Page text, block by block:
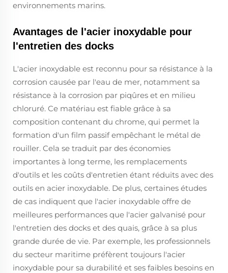
environnements marins.
Avantages de l'acier inoxydable pour
l'entretien des docks
L'acier inoxydable est reconnu pour sa résistance à la
corrosion causée par l'eau de mer, notamment sa
résistance à la corrosion par piqûres et en milieu
chloruré. Ce matériau est fiable grâce à sa
composition contenant du chrome, qui permet la
formation d'un film passif empêchant le métal de
rouiller. Cela se traduit par des économies
importantes à long terme, les remplacements
d'outils et les coûts d'entretien étant réduits avec des
outils en acier inoxydable. De plus, certaines études
de cas indiquent que l'acier inoxydable offre de
meilleures performances que l'acier galvanisé pour
l'entretien des docks et des quais, grâce à sa plus
grande durée de vie. Par exemple, les professionnels
du secteur maritime préfèrent toujours l'acier
inoxydable pour sa durabilité et ses faibles besoins en